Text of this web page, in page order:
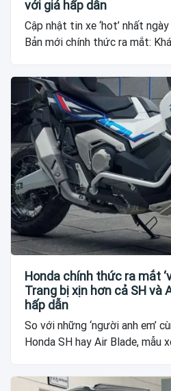
với giá hấp dẫn
Cập nhật tin xe ‘hot’ nhất
Bản mới chính thức ra mắt:
Honda chính thức ra mắt
Trang bị xịn hơn cả SH và
hấp dẫn
So với những ‘người anh em’
Honda SH hay Air Blade, mẫu